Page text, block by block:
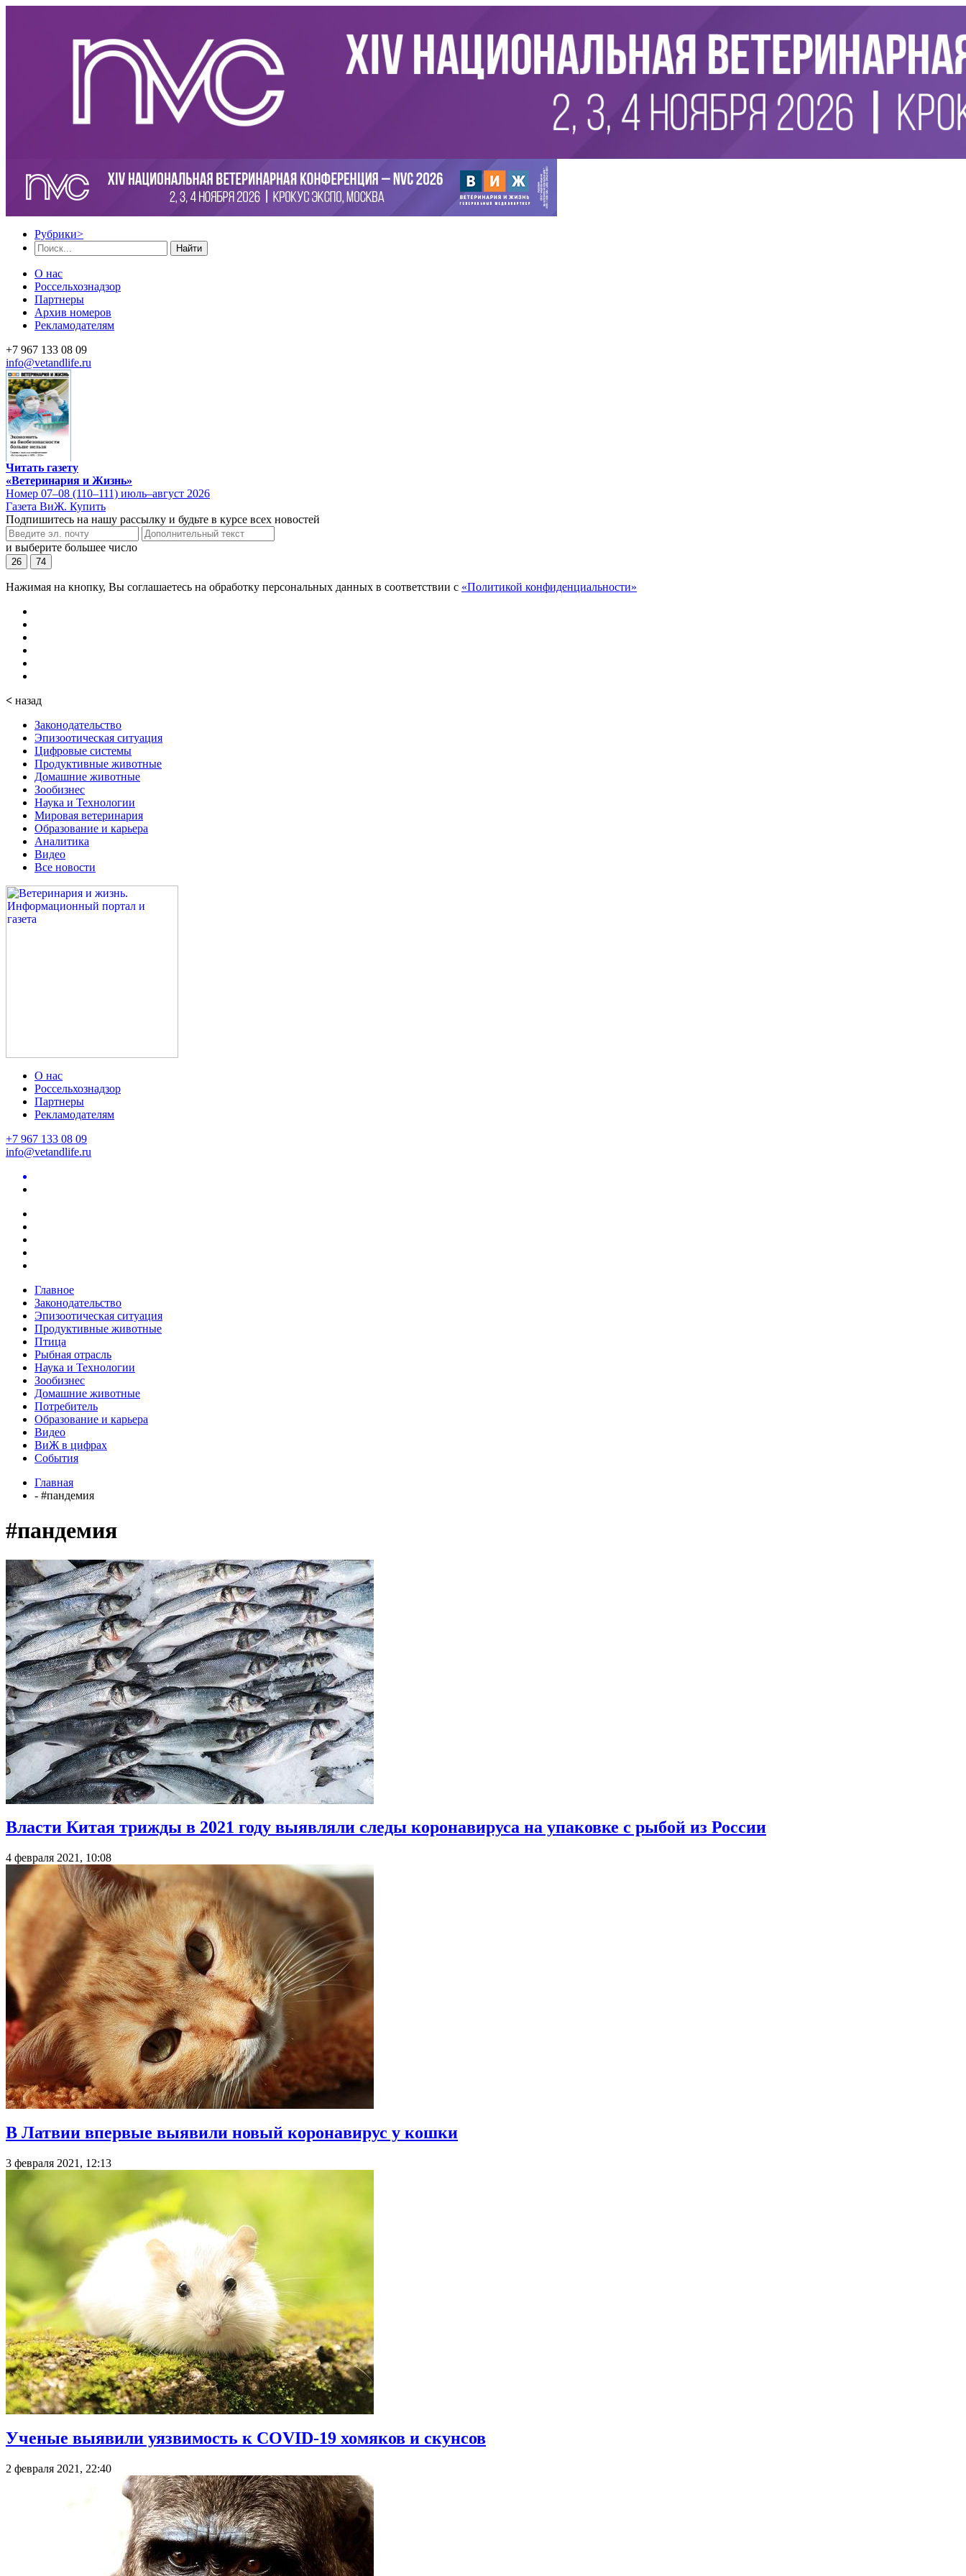
Рубрики>
Найти
О нас
Россельхознадзор
Партнеры
Архив номеров
Рекламодателям
+7 967 133 08 09
info@vetandlife.ru
Читать газету
«Ветеринария и Жизнь»
Номер 07–08 (110–111) июль–август 2026
Газета ВиЖ. Купить
Подпишитесь на нашу рассылку и будьте в курсе всех новостей
и выберите большее число
26 74
Нажимая на кнопку, Вы соглашаетесь на обработку персональных данных в соответствии с «Политикой конфиденциальности»
< назад
Законодательство
Эпизоотическая ситуация
Цифровые системы
Продуктивные животные
Домашние животные
Зообизнес
Наука и Технологии
Мировая ветеринария
Образование и карьера
Аналитика
Видео
Все новости
О нас
Россельхознадзор
Партнеры
Рекламодателям
+7 967 133 08 09
info@vetandlife.ru
Главное
Законодательство
Эпизоотическая ситуация
Продуктивные животные
Птица
Рыбная отрасль
Наука и Технологии
Зообизнес
Домашние животные
Потребитель
Образование и карьера
Видео
ВиЖ в цифрах
События
Главная
- #пандемия
#пандемия
Власти Китая трижды в 2021 году выявляли следы коронавируса на упаковке с рыбой из России
4 февраля 2021, 10:08
В Латвии впервые выявили новый коронавирус у кошки
3 февраля 2021, 12:13
Ученые выявили уязвимость к СOVID-19 хомяков и скунсов
2 февраля 2021, 22:40